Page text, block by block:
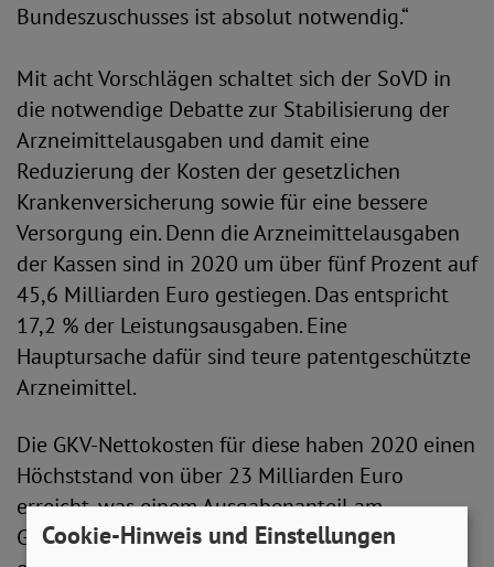
Bundeszuschusses ist absolut notwendig.“
Mit acht Vorschlägen schaltet sich der SoVD in
die notwendige Debatte zur Stabilisierung der
Arzneimittelausgaben und damit eine
Reduzierung der Kosten der gesetzlichen
Krankenversicherung sowie für eine bessere
Versorgung ein. Denn die Arzneimittelausgaben
der Kassen sind in 2020 um über fünf Prozent auf
45,6 Milliarden Euro gestiegen. Das entspricht
17,2 % der Leistungsausgaben. Eine
Hauptursache dafür sind teure patentgeschützte
Arzneimittel.
Die GKV-Nettokosten für diese haben 2020 einen
Höchststand von über 23 Milliarden Euro
erreicht, was einem Ausgabenanteil am
Gesamtmarkt von fast 50 Prozent, aber nur
Cookie-Hinweis und Einstellungen